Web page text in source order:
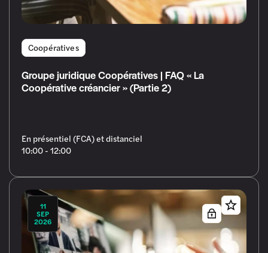
Coopératives
Groupe juridique Coopératives | FAQ « La
Coopérative créancier » (Partie 2)
En présentiel (FCA) et distanciel
10:00 - 12:00
11
SEP
2026